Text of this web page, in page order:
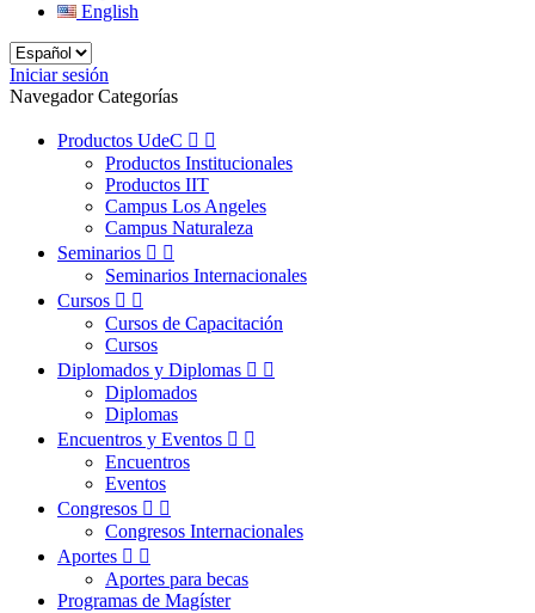
English
Iniciar sesión
Navegador Categorías
Productos UdeC  
Productos Institucionales
Productos IIT
Campus Los Angeles
Campus Naturaleza
Seminarios  
Seminarios Internacionales
Cursos  
Cursos de Capacitación
Cursos
Diplomados y Diplomas  
Diplomados
Diplomas
Encuentros y Eventos  
Encuentros
Eventos
Congresos  
Congresos Internacionales
Aportes  
Aportes para becas
Programas de Magíster